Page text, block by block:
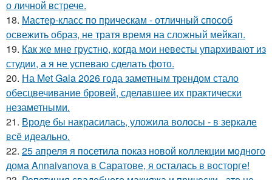
о личной встрече.
18. Мастер-класс по прическам - отличный способ
освежить образ, не тратя время на сложный мейкап.
19. Как же мне грустно, когда мои невесты упархивают из
студии, а я не успеваю сделать фото.
20. На Met Gala 2026 года заметным трендом стало
обесцвечивание бровей, сделавшее их практически
незаметными.
21. Вроде бы накрасилась, уложила волосы - в зеркале
всё идеально.
22. 25 апреля я посетила показ новой коллекции модного
дома Annaivanova в Саратове, я осталась в восторге!